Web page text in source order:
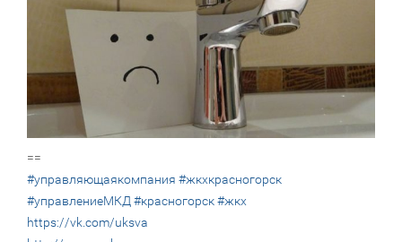
==
#управляющаякомпания #жкхкрасногорск
#управлениеМКД #красногорск#жкх
https://vk.com/uksva